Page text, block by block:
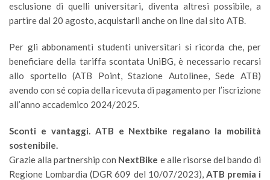
esclusione di quelli universitari, diventa altresì possibile, a
partire dal 20 agosto, acquistarli anche on line dal sito ATB.
Per gli abbonamenti studenti universitari si ricorda che, per
beneficiare della tariffa scontata UniBG, è necessario recarsi
allo sportello (ATB Point, Stazione Autolinee, Sede ATB)
avendo con sé copia della ricevuta di pagamento per l’iscrizione
all’anno accademico 2024/2025.
Sconti e vantaggi. ATB e Nextbike regalano la mobilità
sostenibile.
Grazie alla partnership con NextBike e alle risorse del bando di
Regione Lombardia (DGR 609 del 10/07/2023), ATB premia i